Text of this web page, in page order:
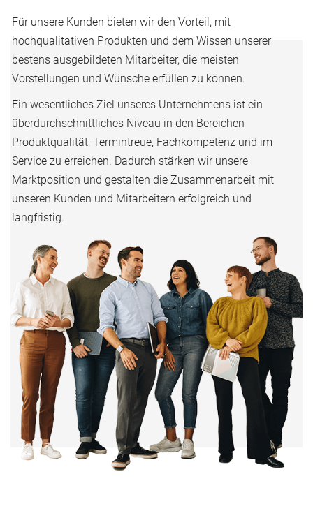
Für unsere Kunden bieten wir den Vorteil, mit
hochqualitativen Produkten und dem Wissen unserer
bestens ausgebildeten Mitarbeiter, die meisten
Vorstellungen und Wünsche erfüllen zu können.
Ein wesentliches Ziel unseres Unternehmens ist ein
überdurchschnittliches Niveau in den Bereichen
Produktqualität, Termintreue, Fachkompetenz und im
Service zu erreichen. Dadurch stärken wir unsere
Marktposition und gestalten die Zusammenarbeit mit
unseren Kunden und Mitarbeitern erfolgreich und
langfristig.